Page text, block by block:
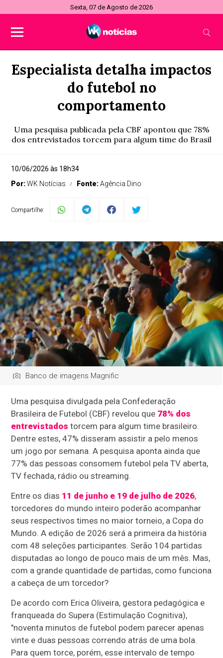
Sexta, 07 de Agosto de 2026
Especialista detalha impactos
do futebol no
comportamento
Uma pesquisa publicada pela CBF apontou que 78%
dos entrevistados torcem para algum time do Brasil
10/06/2026 às 18h34
Por:WK Notícias Fonte:Agência Dino
Compartilhe:
Banco de imagens Magnific
Uma pesquisa divulgada pela Confederação
Brasileira de Futebol (CBF) revelou que 78% dos
entrevistados torcem para algum time brasileiro.
Dentre estes, 47% disseram assistir a pelo menos
um jogo por semana. A pesquisa aponta ainda que
77% das pessoas consomem futebol pela TV aberta,
TV fechada, rádio ou streaming.
Entre os dias 11 de junho e 19 de julho de 2026,
torcedores do mundo inteiro poderão acompanhar
seus respectivos times no maior torneio, a Copa do
Mundo. A edição de 2026 será a primeira da história
com 48 seleções participantes. Serão 104 partidas
disputadas ao longo de pouco mais de um mês. Mas,
com a grande quantidade de partidas, como funciona
a cabeça de um torcedor?
De acordo com Erica Oliveira, gestora pedagógica e
franqueada do Supera (Estimulação Cognitiva),
"noventa minutos de futebol podem parecer apenas
vinte e duas pessoas correndo atrás de uma bola.
Para quem torce, porém, esse intervalo de tempo